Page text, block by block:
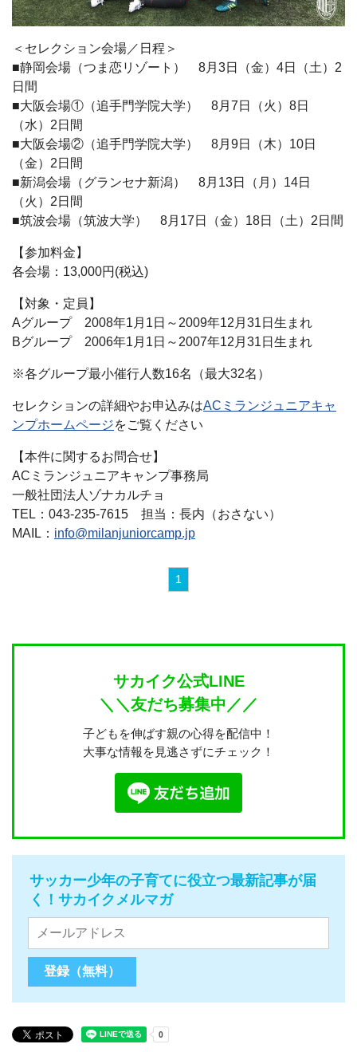
＜セレクション会場／日程＞
■静岡会場（つま恋リゾート） 8月3日（金）4日（土）2
日間
■大阪会場①（追手門学院大学） 8月7日（火）8日
（水）2日間
■大阪会場②（追手門学院大学） 8月9日（木）10日
（金）2日間
■新潟会場（グランセナ新潟） 8月13日（月）14日
（火）2日間
■筑波会場（筑波大学） 8月17日（金）18日（土）2日間
【参加料金】
各会場：13,000円(税込)
【対象・定員】
Aグループ 2008年1月1日～2009年12月31日生まれ
Bグループ 2006年1月1日～2007年12月31日生まれ
※各グループ最小催行人数16名（最大32名）
セレクションの詳細やお申込みはACミランジュニアキャ
ンプホームページをご覧ください
【本件に関するお問合せ】
ACミランジュニアキャンプ事務局
一般社団法人ゾナカルチョ
TEL：043-235-7615 担当：長内（おさない）
MAIL： info@milanjuniorcamp.jp
1
サカイク公式LINE
＼＼友だち募集中／／
子どもを伸ばす親の心得を配信中！
大事な情報を見逃さずにチェック！
サッカー少年の子育てに役立つ最新記事が届
く！サカイクメルマガ